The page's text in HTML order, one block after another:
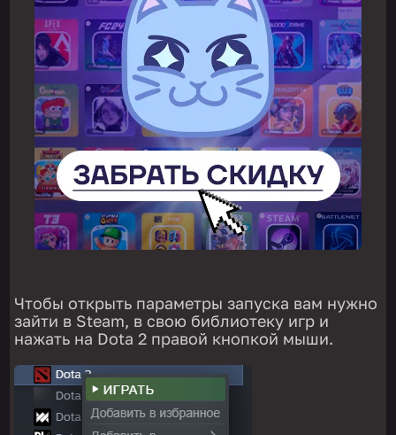
Чтобы открыть параметры запуска вам нужно
зайти в Steam, в свою библиотеку игр и
нажать на Dota 2 правой кнопкой мыши.